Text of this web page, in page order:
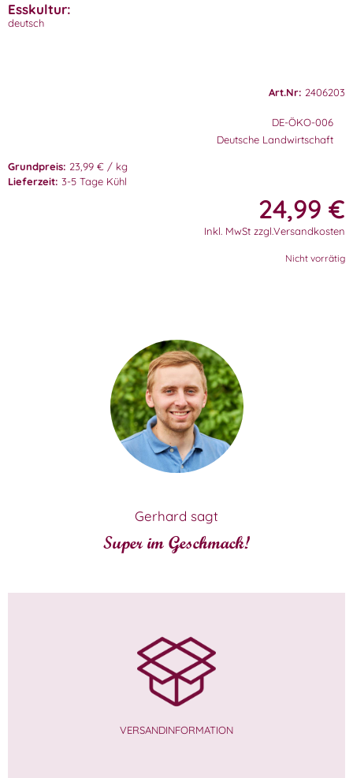
Esskultur:
deutsch
Art.Nr: 2406203
DE-ÖKO-006
Deutsche Landwirtschaft
Grundpreis: 23,99 € / kg
Lieferzeit: 3-5 Tage Kühl
24,99 €
Inkl. MwSt zzgl.Versandkosten
Nicht vorrätig
Gerhard sagt
Super im Geschmack!
VERSANDINFORMATION